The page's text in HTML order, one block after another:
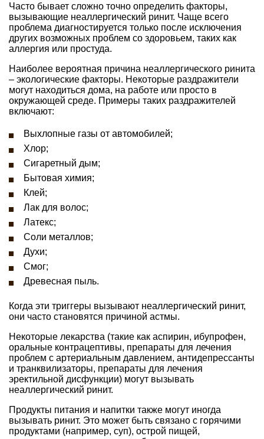
Часто бывает сложно точно определить факторы,
вызывающие неаллергический ринит. Чаще всего
проблема диагностируется только после исключения
других возможных проблем со здоровьем, таких как
аллергия или простуда.
Наиболее вероятная причина неаллергического ринита
– экологические факторы. Некоторые раздражители
могут находиться дома, на работе или просто в
окружающей среде. Примеры таких раздражителей
включают:
Выхлопные газы от автомобилей;
Хлор;
Сигаретный дым;
Бытовая химия;
Клей;
Лак для волос;
Латекс;
Соли металлов;
Духи;
Смог;
Древесная пыль.
Когда эти триггеры вызывают неаллергический ринит,
они часто становятся причиной астмы.
Некоторые лекарства (такие как аспирин, ибупрофен,
оральные контрацептивы, препараты для лечения
проблем с артериальным давлением, антидепрессанты
и транквилизаторы, препараты для лечения
эректильной дисфункции) могут вызывать
неаллергический ринит.
Продукты питания и напитки также могут иногда
вызывать ринит. Это может быть связано с горячими
продуктами (например, суп), острой пищей,